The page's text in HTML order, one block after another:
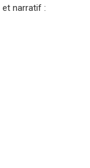
narratif :